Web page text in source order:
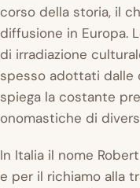
corso della storia, il
diffusione in Europa.
di irradiazione
spesso adottati dalle
spiega la costante
onomastiche di
In Italia il nome
e per il richiamo alla